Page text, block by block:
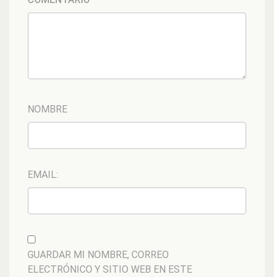
NOMBRE
EMAIL:
GUARDAR MI NOMBRE, CORREO
ELECTRÓNICO Y SITIO WEB EN ESTE